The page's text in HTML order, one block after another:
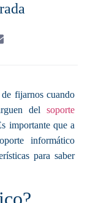
fijarnos cuando
del soporte
importante que a
informático
para saber